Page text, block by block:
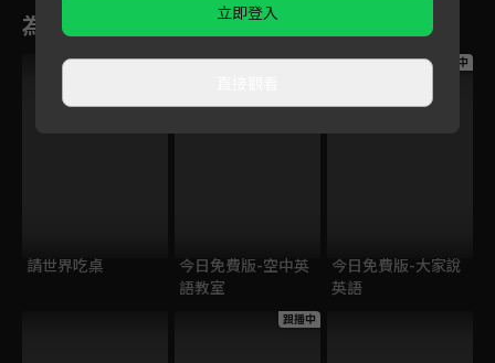
為您推薦
跟播中
請世界吃桌
跟播中
今日免費版-空中英
語教室
跟播中
今日免費版-大家說
英語
跟播中
立即登入